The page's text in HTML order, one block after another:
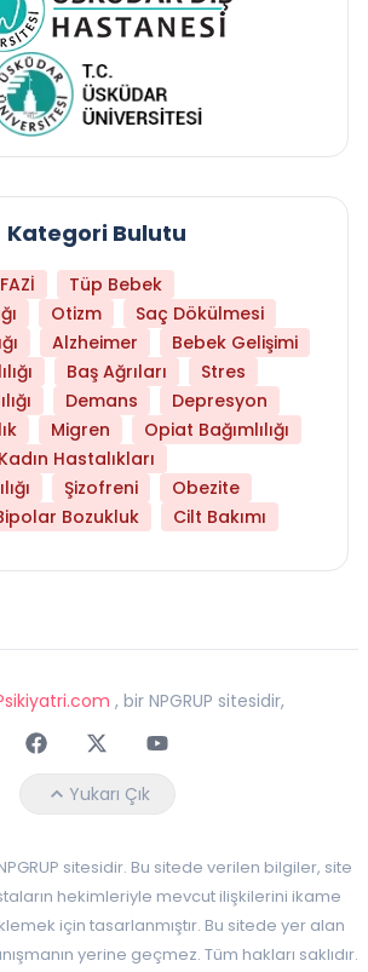
Kategori Bulutu
Tüp Bebek
Otizm
Saç Dökülmesi
Alzheimer
Bebek Gelişimi
Baş Ağrıları
Stres
Demans
Depresyon
Migren
Opiat Bağımlılığı
Kadın Hastalıkları
Şizofreni
Obezite
Bozukluk Cilt Bakımı
, bir NPGRUP sitesidir,
FaceebokTwitterYoutube
Yukarı Çık
sitesidir. Bu sitede verilen bilgiler, site
hekimleriyle mevcut ilişkilerini ikame
için tasarlanmıştır. Bu sitede yer alan
yerine geçmez. Tüm hakları saklıdır.